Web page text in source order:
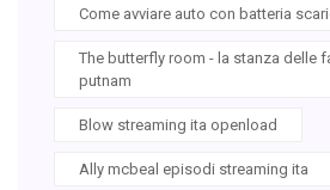
Come avviare auto con batteria
The butterfly room - la stanza delle
putnam
Blow streaming ita openload
Ally mcbeal episodi streaming ita